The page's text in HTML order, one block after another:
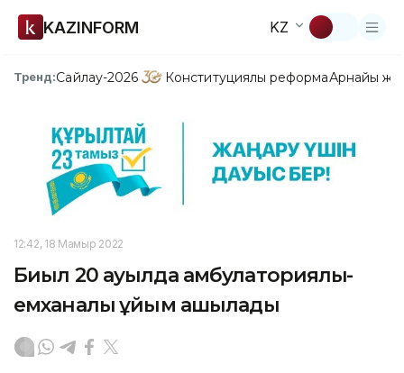
KAZINFORM KZ
Тренд:Сайлау-2026 Конституциялық реформаАрнайы
12:42, 18 Мамыр 2022
Биыл 20 ауылда амбулаториялық-
емханалық ұйым ашылады